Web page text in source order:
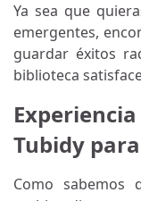
Ya sea que
emergentes,
guardar éxitos
biblioteca
Tubidy
Como sabemos